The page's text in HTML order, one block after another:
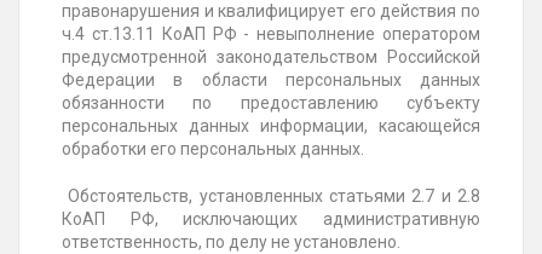
правонарушения и квалифицирует его действия по
ч.4 ст.13.11 КоАП РФ - невыполнение оператором
предусмотренной законодательством Российской
Федерации в области персональных данных
обязанности по предоставлению субъекту
персональных данных информации, касающейся
обработки его персональных данных.
Обстоятельств, установленных статьями 2.7 и 2.8
КоАП РФ, исключающих административную
ответственность, по делу не установлено.